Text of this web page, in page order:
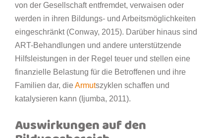
von der Gesellschaft entfremdet, verwaisen oder
werden in ihren Bildungs- und Arbeitsmöglichkeiten
eingeschränkt (Conway, 2015). Darüber hinaus sind
ART-Behandlungen und andere unterstützende
Hilfsleistungen in der Regel teuer und stellen eine
finanzielle Belastung für die Betroffenen und ihre
Familien dar, die Armutszyklen schaffen und
katalysieren kann (Ijumba, 2011).
Auswirkungen auf den